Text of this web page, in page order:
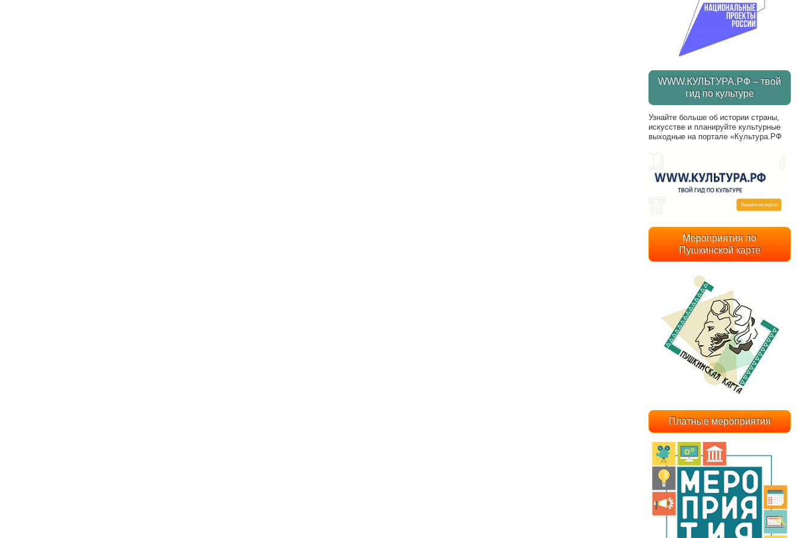
WWW.КУЛЬТУРА.РФ – твой
гид по культуре
Узнайте больше об истории страны,
искусстве и планируйте культурные
выходные на портале «Культура.РФ
Мероприятия по
Пушкинской карте
Платные мероприятия